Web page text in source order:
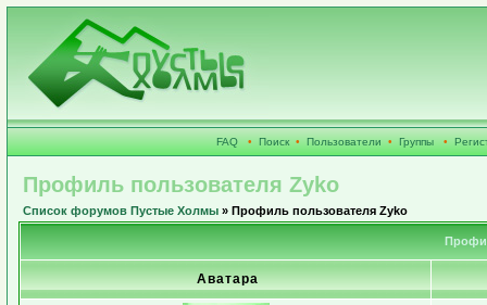
FAQ • Поиск • Пользователи • Группы •
Профиль пользователя Zyko
Список форумов Пустые Холмы » Профиль пользователя Zyko
Аватара